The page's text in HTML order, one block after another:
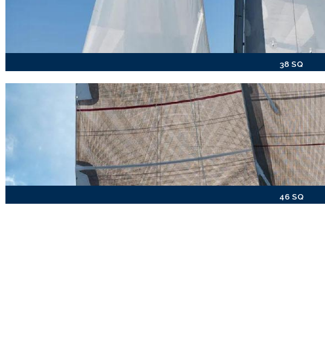
38 SQ
46 SQ